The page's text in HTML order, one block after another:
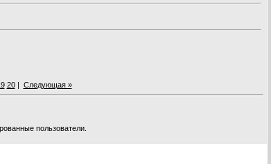
20| Следующая »
пользователи.